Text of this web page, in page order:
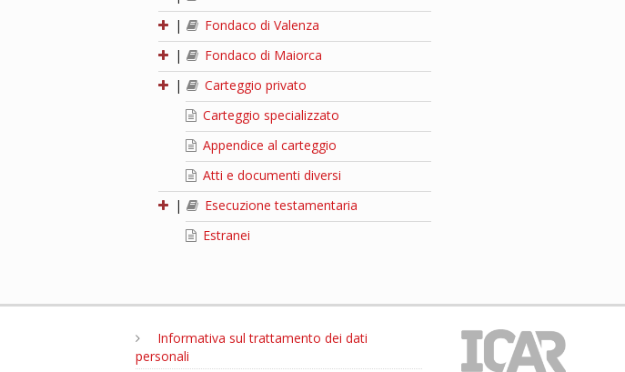
|
Fondaco di Valenza
|
Fondaco di Maiorca
|
Carteggio privato
Carteggio specializzato
Appendice al carteggio
Atti e documenti diversi
|
Esecuzione testamentaria
Estranei
Informativa sul trattamento dei dati
personali